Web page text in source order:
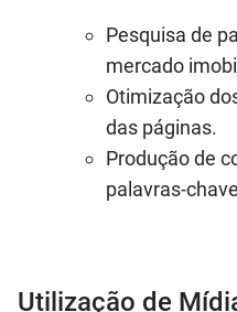
Pesquisa de
mercado
Otimização
das páginas.
Produção de
palavras-
Utilização de